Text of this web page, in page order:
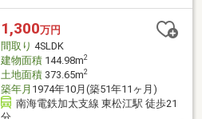
1,300万円
間取り 4SLDK
建物面積144.98m2
土地面積373.65m2
築年月 1974年10月(築51年11ヶ月)
南海電鉄加太支線 東松江駅 徒歩21